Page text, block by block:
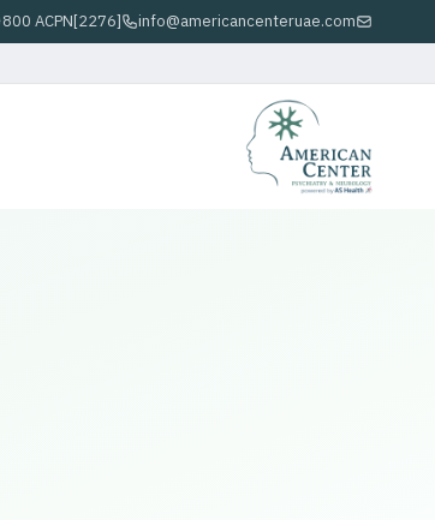
info@americancenteruae.com
800 ACPN[2276]